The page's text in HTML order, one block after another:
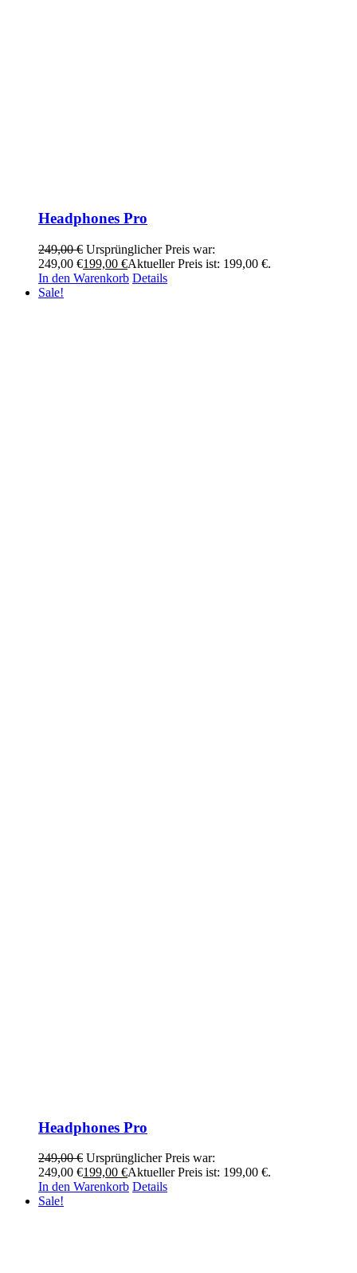
Headphones Pro
249,00€ Ursprünglicher Preis war:
249,00 €199,00 €Aktueller Preis ist: 199,00 €.
In den Warenkorb Details
Sale!
Headphones Pro
249,00€ Ursprünglicher Preis war:
249,00 €199,00 €Aktueller Preis ist: 199,00 €.
In den Warenkorb Details
Sale!